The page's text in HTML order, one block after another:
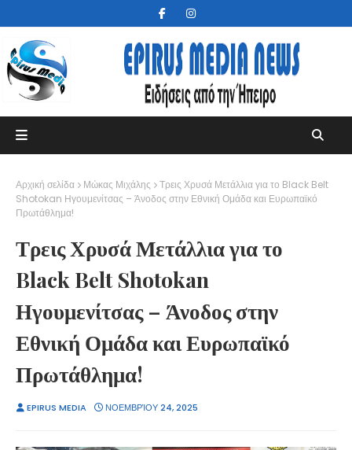
Αρχική σελίδα Μώκας Μιχάλης
Τρεις Χρυσά Μετάλλια για το Black Belt
Shotokan Ηγουμενίτσας – Άνοδος στην Εθνική Ομάδα και Ευρωπαϊκό
Πρωτάθλημα!
Τρεις Χρυσά Μετάλλια για το
Black Belt Shotokan
Ηγουμενίτσας – Άνοδος στην
Εθνική Ομάδα και Ευρωπαϊκό
Πρωτάθλημα!
EPIRUS MEDIA ΝΟΕΜΒΡΊΟΥ 24, 2025